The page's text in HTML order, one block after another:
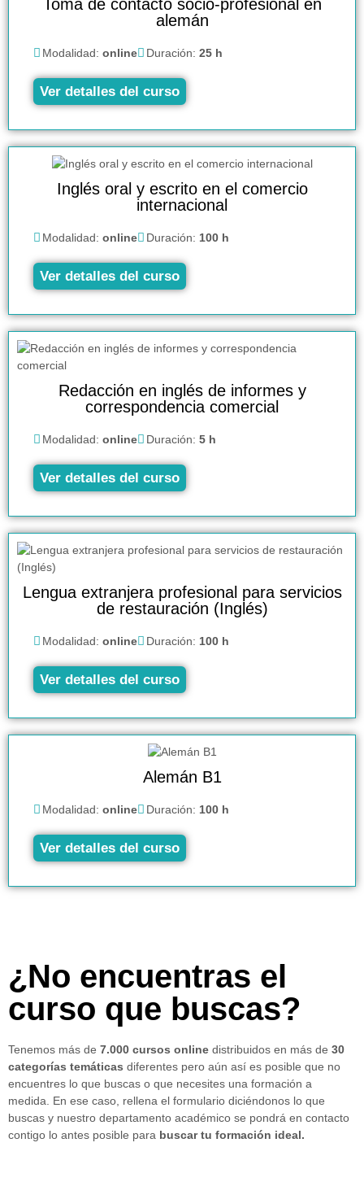
Toma de contacto socio-profesional en
alemán
Modalidad: online Duración: 25 h
Ver detalles del curso
Inglés oral y escrito en el comercio
internacional
Modalidad: online Duración: 100 h
Ver detalles del curso
Redacción en inglés de informes y
correspondencia comercial
Modalidad: online Duración: 5 h
Ver detalles del curso
Lengua extranjera profesional para servicios
de restauración (Inglés)
Modalidad: online Duración: 100 h
Ver detalles del curso
Alemán B1
Modalidad: online Duración: 100 h
Ver detalles del curso
¿No encuentras el
curso que buscas?
Tenemos más de 7.000 cursos online distribuidos en más de 30
categorías temáticas diferentes pero aún así es posible que no
encuentres lo que buscas o que necesites una formación a
medida. En ese caso, rellena el formulario diciéndonos lo que
buscas y nuestro departamento académico se pondrá en contacto
contigo lo antes posible para buscar tu formación ideal.